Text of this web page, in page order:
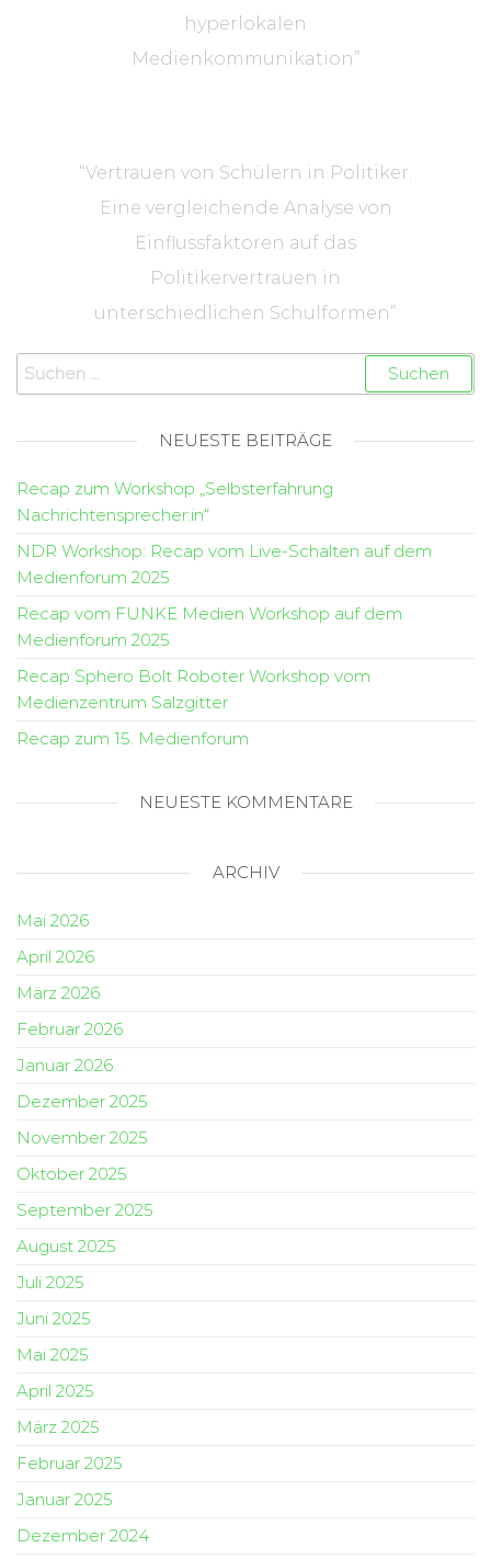
hyperlokalen
Medienkommunikation”
“Vertrauen von Schülern in Politiker.
Eine vergleichende Analyse von
Einflussfaktoren auf das
Politikervertrauen in
unterschiedlichen Schulformen”
NEUESTE BEITRÄGE
Recap zum Workshop „Selbsterfahrung
Nachrichtensprecher:in“
NDR Workshop: Recap vom Live-Schalten auf dem
Medienforum 2025
Recap vom FUNKE Medien Workshop auf dem
Medienforum 2025
Recap Sphero Bolt Roboter Workshop vom
Medienzentrum Salzgitter
Recap zum 15. Medienforum
NEUESTE KOMMENTARE
ARCHIV
Mai 2026
April 2026
März 2026
Februar 2026
Januar 2026
Dezember 2025
November 2025
Oktober 2025
September 2025
August 2025
Juli 2025
Juni 2025
Mai 2025
April 2025
März 2025
Februar 2025
Januar 2025
Dezember 2024